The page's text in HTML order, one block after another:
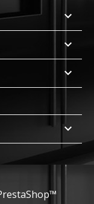



